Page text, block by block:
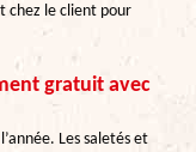
chez le client pour
gratuit avec
Les saletés et